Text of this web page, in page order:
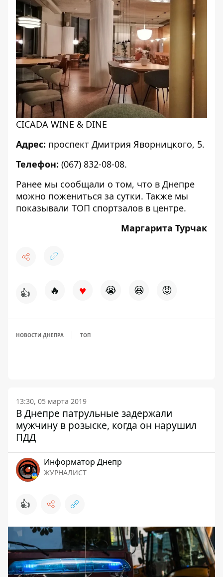
CICADA WINE & DINE
Адрес: проспект Дмитрия Яворницкого, 5.
Телефон: (067) 832-08-08.
Ранее мы сообщали о том, что в Днепре
можно пожениться за сутки. Также мы
показывали ТОП спортзалов в центре.
Маргарита Турчак
👍 🔥 ♥ 😭 😆 😡
НОВОСТИ ДНЕПРА ТОП
13:30, 05 марта 2019
В Днепре патрульные задержали
мужчину в розыске, когда он нарушил
ПДД
Информатор Днепр
ЖУРНАЛИСТ
👍